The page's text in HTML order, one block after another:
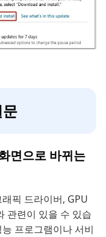
면으로 바뀌는
픽 드라이버, GPU
관련이 있을 수 있습
프로그램이나 서비